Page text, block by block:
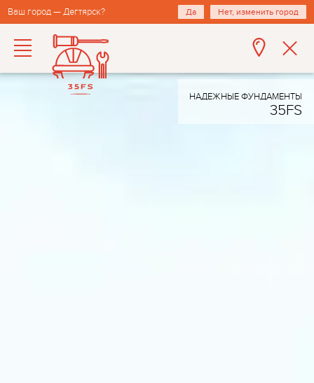
Ваш город — Дегтярск? Да Нет, изменить город
НАДЕЖНЫЕ ФУНДАМЕНТЫ
35FS